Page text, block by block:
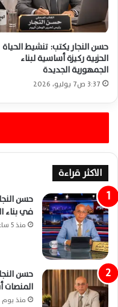
حسن النجار يكتب: تنشيط الحياة
الحزبية ركيزة أساسية لبناء
الجمهورية الجديدة
3:37 ص7 يوليو، 2026
الاكثر قراءة
حسن
في بناء
منذ 5 ساعات
حسن
المنصات
منذ يوم